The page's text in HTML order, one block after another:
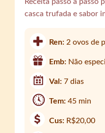
Receita passo a passo
casca trufada e sabor
Ren:2 ovos de
Emb: Não
Val:7 dias
Tem:45 min
Cus: R$20,00